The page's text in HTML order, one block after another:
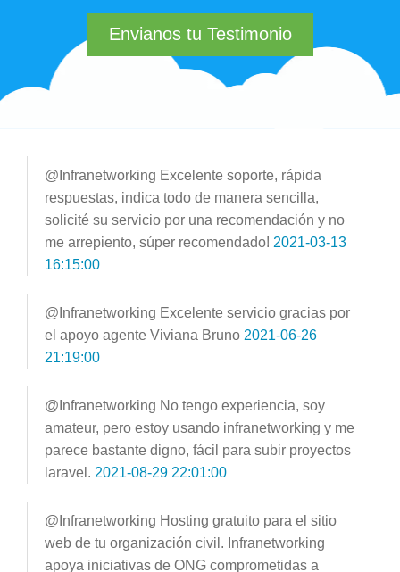
Envianos tu Testimonio
@Infranetworking Excelente soporte, rápida
respuestas, indica todo de manera sencilla,
solicité su servicio por una recomendación y no
me arrepiento, súper recomendado! 2021-03-13
16:15:00
@Infranetworking Excelente servicio gracias por
el apoyo agente Viviana Bruno 2021-06-26
21:19:00
@Infranetworking No tengo experiencia, soy
amateur, pero estoy usando infranetworking y me
parece bastante digno, fácil para subir proyectos
laravel. 2021-08-29 22:01:00
@Infranetworking Hosting gratuito para el sitio
web de tu organización civil. Infranetworking
apoya iniciativas de ONG comprometidas a